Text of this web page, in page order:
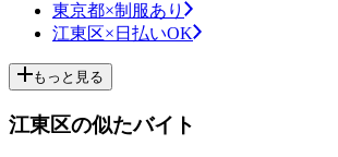
東京都×制服あり
江東区×日払いOK
もっと見る
江東区の似たバイト